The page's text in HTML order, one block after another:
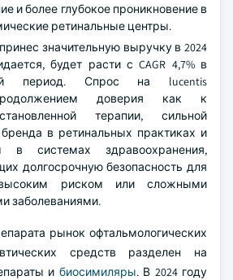
и более глубокое проникновение в
ретинальные центры.
значительную выручку в 2024
будет расти с CAGR 4,7% в
период. Спрос на lucentis
доверия как к
терапии, сильной
в ретинальных практиках и
в системах здравоохранения,
долгосрочную безопасность для
риском или сложными
заболеваниями.
рынок офтальмологических
средств разделен на
и биосимиляры. В 2024 году